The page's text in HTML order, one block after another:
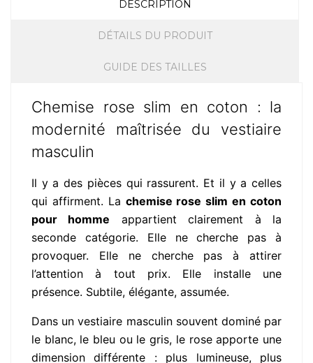
DESCRIPTION
DÉTAILS DU PRODUIT
GUIDE DES TAILLES
Chemise rose slim en coton : la
modernité maîtrisée du vestiaire
masculin
Il y a des pièces qui rassurent. Et il y a celles
qui affirment. La chemise rose slim en coton
pour homme appartient clairement à la
seconde catégorie. Elle ne cherche pas à
provoquer. Elle ne cherche pas à attirer
l’attention à tout prix. Elle installe une
présence. Subtile, élégante, assumée.
Dans un vestiaire masculin souvent dominé par
le blanc, le bleu ou le gris, le rose apporte une
dimension différente : plus lumineuse, plus